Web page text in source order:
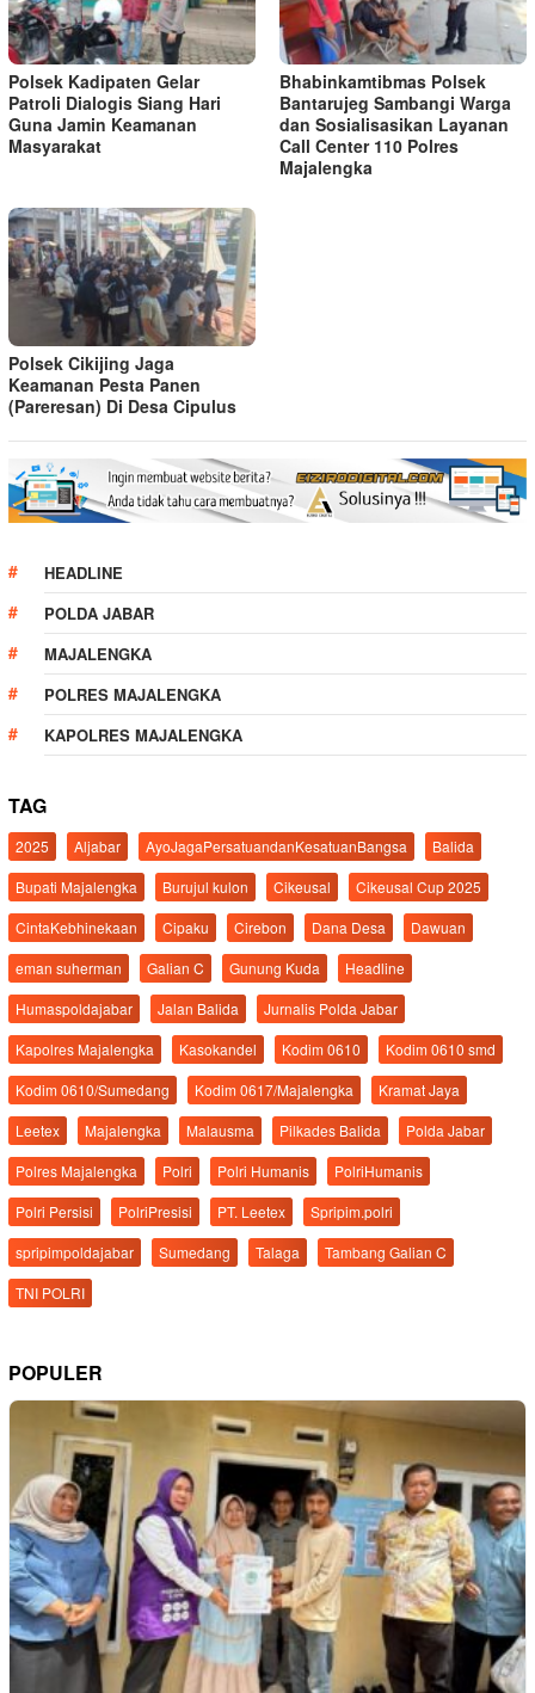
Polsek Kadipaten Gelar
Patroli Dialogis Siang Hari
Guna Jamin Keamanan
Masyarakat
Bhabinkamtibmas Polsek
Bantarujeg Sambangi Warga
dan Sosialisasikan Layanan
Call Center 110 Polres
Majalengka
Polsek Cikijing Jaga
Keamanan Pesta Panen
(Pareresan) Di Desa Cipulus
HEADLINE
POLDA JABAR
MAJALENGKA
POLRES MAJALENGKA
KAPOLRES MAJALENGKA
TAG
2025 Aljabar AyoJagaPersatuandanKesatuanBangsa
Balida
Bupati Majalengka
Burujul kulon Cikeusal
Cikeusal Cup 2025
CintaKebhinekaan
Cipaku Cirebon Dana Desa
Dawuan
eman suherman
Galian C Gunung Kuda
Headline
Humaspoldajabar
Jalan Balida
Jurnalis Polda Jabar
Kapolres Majalengka
Kasokandel Kodim 0610
Kodim 0610 smd
Kodim 0610/Sumedang
Kodim 0617/Majalengka
Kramat Jaya
Leetex
Majalengka Malausma Pilkades Balida
Polda Jabar
Polres Majalengka
Polri Polri Humanis
PolriHumanis
Polri Persisi
PolriPresisi PT. Leetex
Spripim.polri
spripimpoldajabar
Sumedang Talaga
Tambang Galian C
TNI POLRI
POPULER